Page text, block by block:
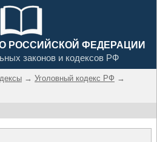
РОССИЙСКОЙ ФЕДЕРАЦИИ
законов и кодексов РФ
→ Уголовный кодекс РФ →